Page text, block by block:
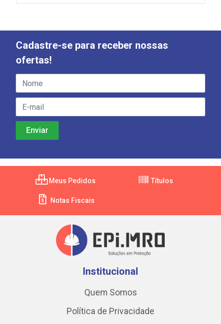
Cadastre-se para receber nossas
ofertas!
Meus Pedidos Títulos
Notas Fiscais
Institucional
Quem Somos
Política de Privacidade